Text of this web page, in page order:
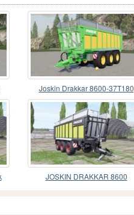
Joskin Drakkar 8600-37T180
JOSKIN DRAKKAR 8600